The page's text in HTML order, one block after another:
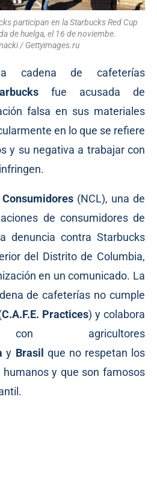
participan en la Starbucks Red Cup
de huelga, el 16 de noviembe.
/ Gettyimages.ru
cadena de cafeterías
fue acusada de
falsa en sus materiales
en lo que se refiere
y su negativa a trabajar con
(NCL), una de
de consumidores de
denuncia contra Starbucks
del Distrito de Columbia,
en uncomunicado. La
de cafeterías no cumple
C.A.F.E. Practices) y colabora
con agricultores
y Brasil que no respetan los
y que son famosos